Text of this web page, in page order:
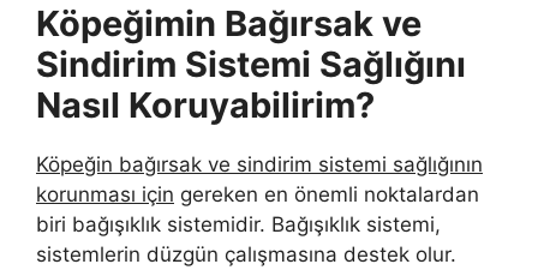
Köpeğimin Bağırsak ve
Sindirim Sistemi Sağlığını
Nasıl Koruyabilirim?
Köpeğin bağırsak ve sindirim sistemi sağlığının
korunması için gereken en önemli noktalardan
biri bağışıklık sistemidir. Bağışıklık sistemi,
sistemlerin düzgün çalışmasına destek olur.